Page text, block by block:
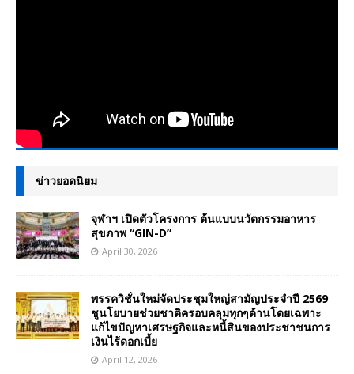
ข่าวยอดนิยม
จุฬาฯ เปิดตัวโครงการ ต้นแบบนวัตกรรมอาหาร
สุขภาพ “GIN-D”
April 30, 2026
พรรควิชั่นใหม่จัดประชุมใหญ่สามัญประจำปี 2569
ชูนโยบายช่วยชาติครอบคลุมทุกๆด้านโดยเฉพาะ
แก้ไขปัญหาเศรษฐกิจและหนี้สินของประชาชนการ
เงินไร้ดอกเบี้ย
April 12, 2026